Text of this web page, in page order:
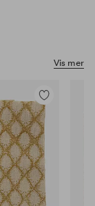
Vis mer
Legg
til
favoritter